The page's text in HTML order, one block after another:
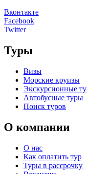
Вконтакте
Facebook
Twitter
Туры
Визы
Морские круизы
Экскурсионные
Автобусные туры
Поиск туров
О компании
О нас
Как оплатить тур
Туры в рассрочку